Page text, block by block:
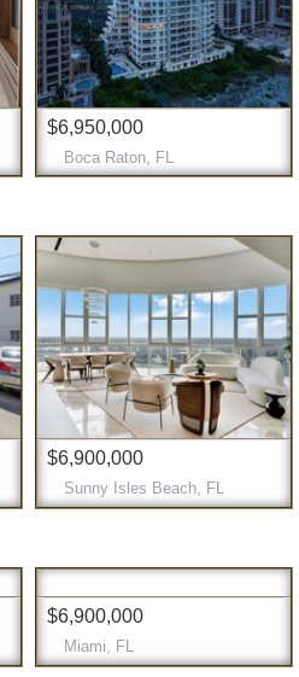
$6,950,000
Boca Raton, FL
$6,900,000
Sunny Isles Beach, FL
$6,900,000
Miami, FL